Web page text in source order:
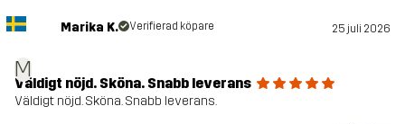
M
Marika K. Verifierad köpare 25 juli 2026
Väldigt nöjd. Sköna. Snabb leverans
Väldigt nöjd. Sköna. Snabb leverans.